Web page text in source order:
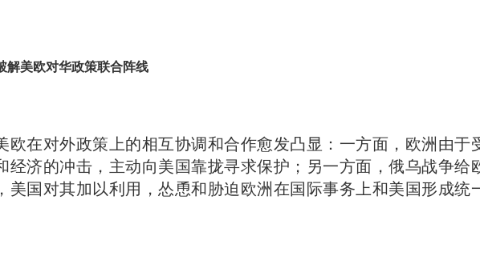
解美欧对华政策联合阵线
欧在对外政策上的相互协调和合作愈发凸显：一方面，欧洲由于
经济的冲击，主动向美国靠拢寻求保护；另一方面，俄乌战争给
美国对其加以利用，怂恿和胁迫欧洲在国际事务上和美国形成统